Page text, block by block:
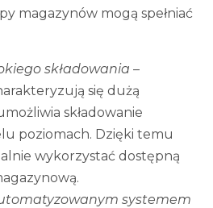
magazynów mogą spełniać
składowania –
się dużą
składowanie
poziomach. Dzięki temu
wykorzystać dostępną
systemem